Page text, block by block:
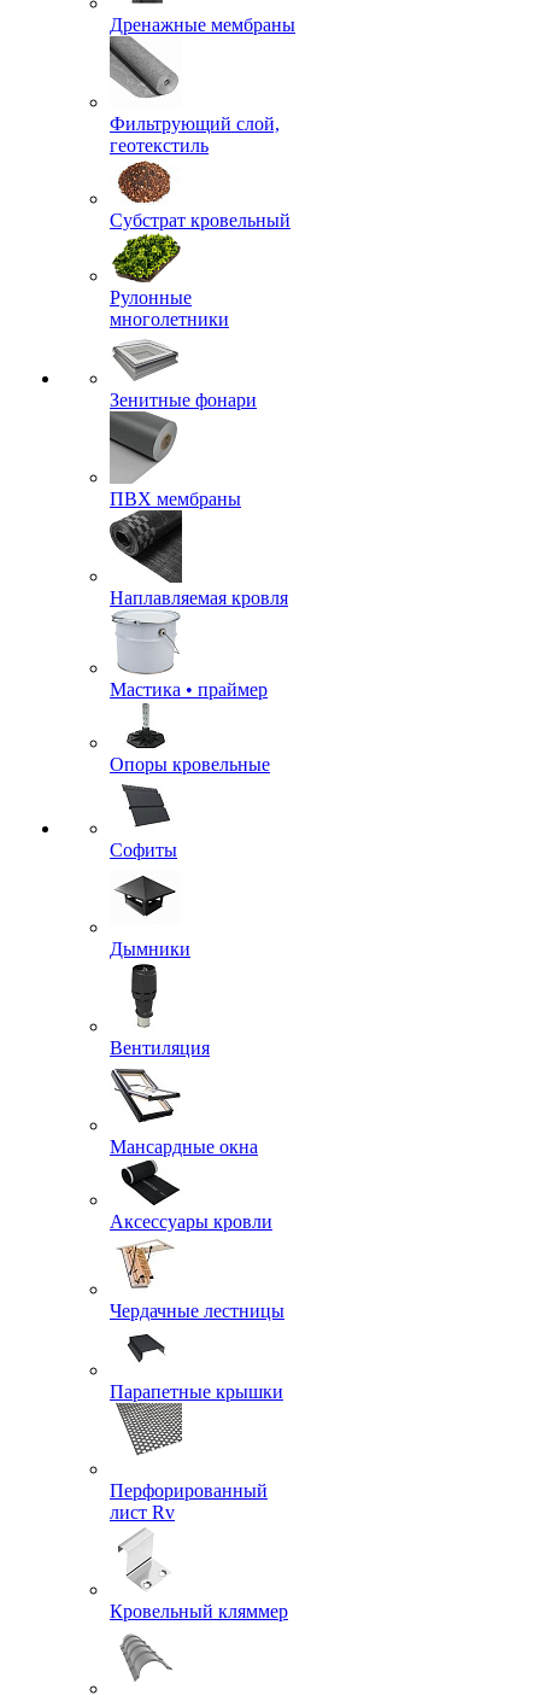
Дренажные мембраны
Фильтрующий слой,
геотекстиль
Субстрат кровельный
Рулонные
многолетники
Зенитные фонари
ПВХ мембраны
Наплавляемая кровля
Мастика • праймер
Опоры кровельные
Софиты
Дымники
Вентиляция
Мансардные окна
Аксессуары кровли
Чердачные лестницы
Парапетные крышки
Перфорированный
лист Rv
Кровельный кляммер